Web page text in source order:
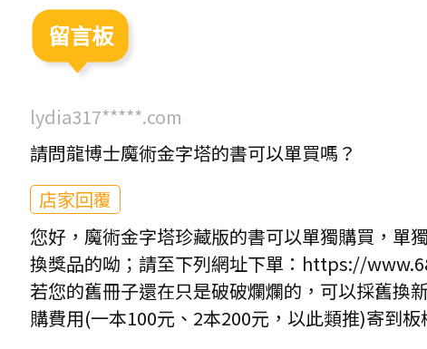
留言板
lydia317*****.com
請問龍博士魔術金字塔的書可以單買嗎？
店家回覆
您好，魔術金字塔珍藏版的書可以單獨購買，單
換獎品的呦；請至下列網址下單：https://
若您的舊冊子還在只是破破爛爛的，可以採舊換
購費用(一本100元、2本200元，以此類推)寄到